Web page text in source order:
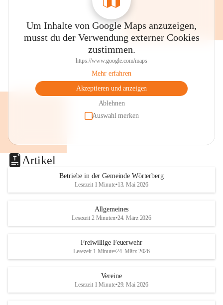
Um Inhalte von Google Maps anzuzeigen,
musst du der Verwendung externer Cookies
zustimmen.
https://www.google.com/maps
Mehr erfahren
Akzeptieren und anzeigen
Ablehnen
Auswahl merken
Artikel
Betriebe in der Gemeinde Wörterberg
Lesezeit 1 Minute•13. Mai 2026
Allgemeines
Lesezeit 2 Minuten•24. März 2026
Freiwillige Feuerwehr
Lesezeit 1 Minute•24. März 2026
Vereine
Lesezeit 1 Minute•29. Mai 2026